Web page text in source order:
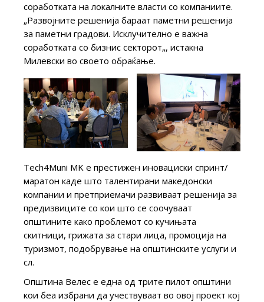
соработката на локалните власти со компаниите.
„Развојните решенија бараат паметни решенија
за паметни градови. Исклучително е важна
соработката со бизнис секторот„, истакна
Милевски во своето обраќање.
Тech4Muni MK е престижен иновациски спринт/
маратон каде што талентирани македонски
компании и претприемачи развиваат решенија за
предизвиците со кои што се соочуваат
општините како проблемот со кучињата
скитници, грижата за стари лица, промоција на
туризмот, подобрување на општинските услуги и
сл.
Општина Велес е една од трите пилот општини
кои беа избрани да учествуваат во овој проект кој